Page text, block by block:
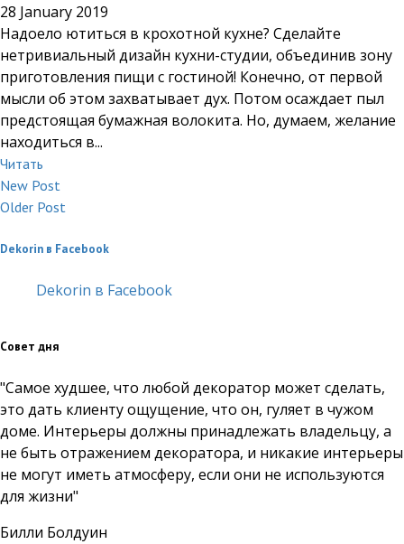
28 January 2019
Надоело ютиться в крохотной кухне? Сделайте
нетривиальный дизайн кухни-студии, объединив зону
приготовления пищи с гостиной! Конечно, от первой
мысли об этом захватывает дух. Потом осаждает пыл
предстоящая бумажная волокита. Но, думаем, желание
находиться в...
Читать
New Post
Older Post
Dekorin в Facebook
Dekorin в Facebook
Совет дня
"Самое худшее, что любой декоратор может сделать,
это дать клиенту ощущение, что он, гуляет в чужом
доме. Интерьеры должны принадлежать владельцу, а
не быть отражением декоратора, и никакие интерьеры
не могут иметь атмосферу, если они не используются
для жизни"
Билли Болдуин